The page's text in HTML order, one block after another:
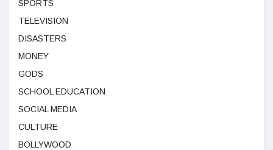
SPORTS
TELEVISION
DISASTERS
MONEY
GODS
SCHOOL EDUCATION
SOCIAL MEDIA
CULTURE
BOLLYWOOD